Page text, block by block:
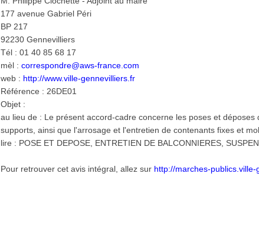
177 avenue Gabriel Péri
BP 217
92230 Gennevilliers
Tél : 01 40 85 68 17
mèl :correspondre@aws-france.com
web : http://www.ville-gennevilliers.fr
Référence : 26DE01
Objet :
au lieu de : Le présent accord-cadre concerne les poses et
supports, ainsi que l'arrosage et l'entretien de contenants fixes et
lire : POSE ET DEPOSE, ENTRETIEN DE BALCONNIERES,
Pour retrouver cet avis intégral, allez sur http://marches-publics.ville-